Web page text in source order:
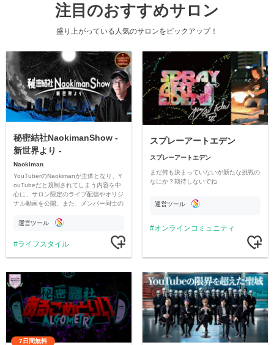
注目のおすすめサロン
盛り上がっている人気のサロンをピックアップ！
秘密結社NaokimanShow -
新世界より -
Naokiman
YouTuberのNaokimanが主体となり、Y
ouTubeだと規制されてしまう内容を中
心に、サロン限定のライブ配信やオリジ
ナル動画を公開。また、メンバー同士の
ただいています。
運営ツール
ライフスタイル
スプレーアートエデン
スプレーアートエデン
まだ何も決まっていないが新たな挑戦の
なにか？期待しないでね
運営ツール
オンラインコミュニティ
7日間無料